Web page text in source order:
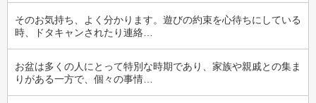
そのお気持ち、よく分かります。遊びの約束を心待ちにしている
時、ドタキャンされたり連絡…
お盆は多くの人にとって特別な時期であり、家族や親戚との集ま
りがある一方で、個々の事情…